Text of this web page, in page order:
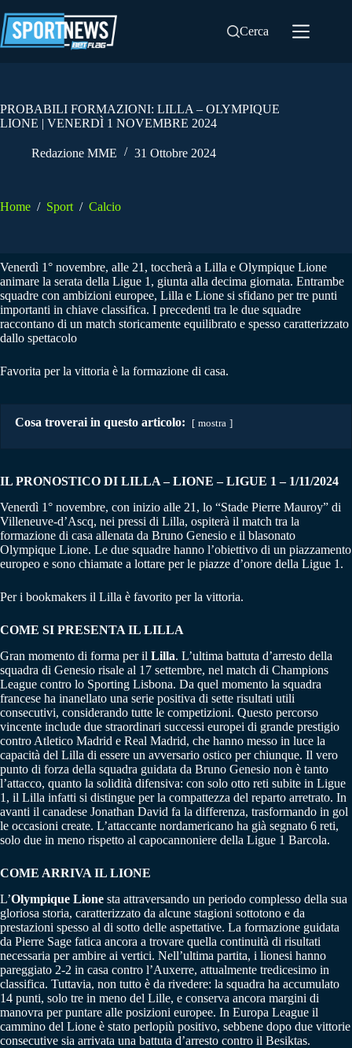
al
contenuto
Cerca
PROBABILI FORMAZIONI: LILLA – OLYMPIQUE
LIONE | VENERDÌ 1 NOVEMBRE 2024
Redazione MME 31 Ottobre 2024
Home / Sport / Calcio
Venerdì 1° novembre, alle 21, toccherà a Lilla e Olympique Lione
animare la serata della Ligue 1, giunta alla decima giornata. Entrambe
squadre con ambizioni europee, Lilla e Lione si sfidano per tre punti
importanti in chiave classifica. I precedenti tra le due squadre
raccontano di un match storicamente equilibrato e spesso caratterizzato
dallo spettacolo
Favorita per la vittoria è la formazione di casa.
Cosa troverai in questo articolo: mostra
IL PRONOSTICO DI LILLA – LIONE – LIGUE 1 – 1/11/2024
Venerdì 1° novembre, con inizio alle 21, lo “Stade Pierre Mauroy” di
Villeneuve-d’Ascq, nei pressi di Lilla, ospiterà il match tra la
formazione di casa allenata da Bruno Genesio e il blasonato
Olympique Lione. Le due squadre hanno l’obiettivo di un piazzamento
europeo e sono chiamate a lottare per le piazze d’onore della Ligue 1.
Per i bookmakers il Lilla è favorito per la vittoria.
COME SI PRESENTA IL LILLA
Gran momento di forma per il Lilla. L’ultima battuta d’arresto della
squadra di Genesio risale al 17 settembre, nel match di Champions
League contro lo Sporting Lisbona. Da quel momento la squadra
francese ha inanellato una serie positiva di sette risultati utili
consecutivi, considerando tutte le competizioni. Questo percorso
vincente include due straordinari successi europei di grande prestigio
contro Atletico Madrid e Real Madrid, che hanno messo in luce la
capacità del Lilla di essere un avversario ostico per chiunque. Il vero
punto di forza della squadra guidata da Bruno Genesio non è tanto
l’attacco, quanto la solidità difensiva: con solo otto reti subite in Ligue
1, il Lilla infatti si distingue per la compattezza del reparto arretrato. In
avanti il canadese Jonathan David fa la differenza, trasformando in gol
le occasioni create. L’attaccante nordamericano ha già segnato 6 reti,
solo due in meno rispetto al capocannoniere della Ligue 1 Barcola.
COME ARRIVA IL LIONE
L’Olympique Lione sta attraversando un periodo complesso della sua
gloriosa storia, caratterizzato da alcune stagioni sottotono e da
prestazioni spesso al di sotto delle aspettative. La formazione guidata
da Pierre Sage fatica ancora a trovare quella continuità di risultati
necessaria per ambire ai vertici. Nell’ultima partita, i lionesi hanno
pareggiato 2-2 in casa contro l’Auxerre, attualmente tredicesimo in
classifica. Tuttavia, non tutto è da rivedere: la squadra ha accumulato
14 punti, solo tre in meno del Lille, e conserva ancora margini di
manovra per puntare alle posizioni europee. In Europa League il
cammino del Lione è stato perlopiù positivo, sebbene dopo due vittorie
consecutive sia arrivata una battuta d’arresto contro il Besiktas.